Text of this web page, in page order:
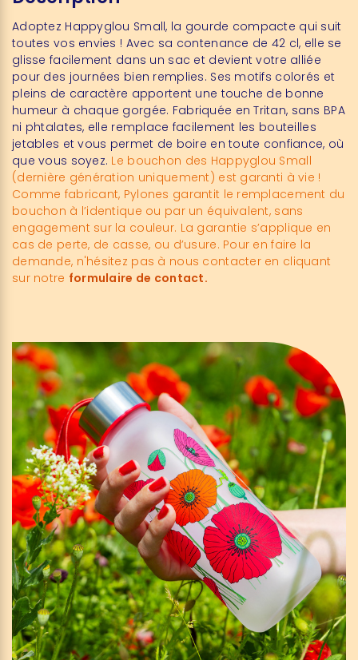
Adoptez Happyglou Small, la gourde compacte qui suit
toutes vos envies ! Avec sa contenance de 42 cl, elle se
glisse facilement dans un sac et devient votre alliée
pour des journées bien remplies. Ses motifs colorés et
pleins de caractère apportent une touche de bonne
humeur à chaque gorgée. Fabriquée en Tritan, sans BPA
ni phtalates, elle remplace facilement les bouteilles
jetables et vous permet de boire en toute confiance, où
que vous soyez. Le bouchon des Happyglou Small
(dernière génération uniquement) est garanti à vie !
Comme fabricant, Pylones garantit le remplacement du
bouchon à l’identique ou par un équivalent, sans
engagement sur la couleur. La garantie s’applique en
cas de perte, de casse, ou d’usure. Pour en faire la
demande, n'hésitez pas à nous contacter en cliquant
sur notre formulaire de contact.